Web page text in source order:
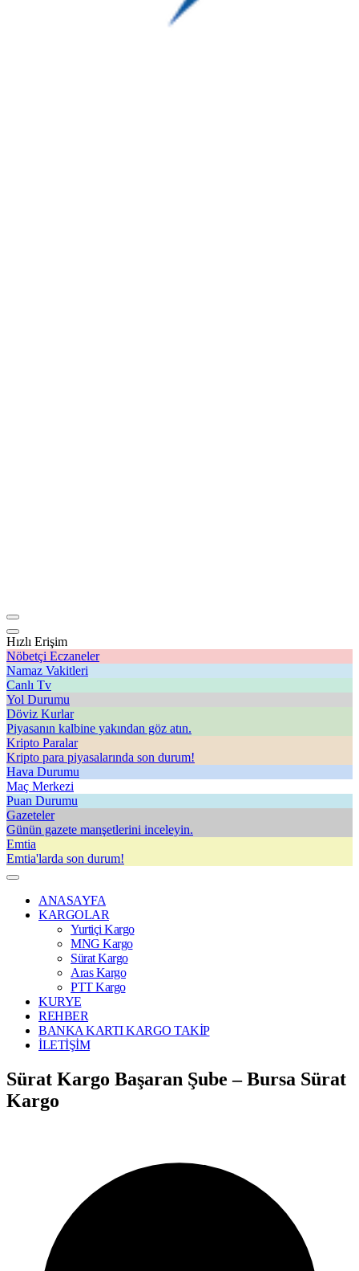
Hızlı Erişim
Nöbetçi Eczaneler
Namaz Vakitleri
Canlı Tv
Yol Durumu
Döviz Kurlar
Piyasanın kalbine yakından göz atın.
Kripto Paralar
Kripto para piyasalarında son durum!
Hava Durumu
Maç Merkezi
Puan Durumu
Gazeteler
Günün gazete manşetlerini inceleyin.
Emtia
Emtia'larda son durum!
ANASAYFA
KARGOLAR
Yurtiçi Kargo
MNG Kargo
Sürat Kargo
Aras Kargo
PTT Kargo
KURYE
REHBER
BANKA KARTI KARGO TAKİP
İLETİŞİM
Sürat Kargo Başaran Şube – Bursa Sürat
Kargo